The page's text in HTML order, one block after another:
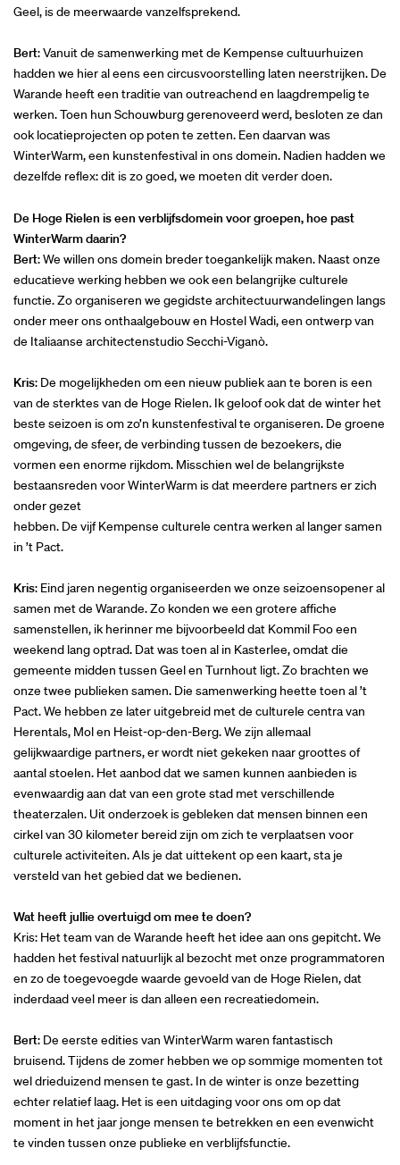
Geel, is de meerwaarde vanzelfsprekend.
Bert: Vanuit de samenwerking met de Kempense cultuurhuizen
hadden we hier al eens een circusvoorstelling laten neerstrijken. De
Warande heeft een traditie van outreachend en laagdrempelig te
werken. Toen hun Schouwburg gerenoveerd werd, besloten ze dan
ook locatieprojecten op poten te zetten. Een daarvan was
WinterWarm, een kunstenfestival in ons domein. Nadien hadden we
dezelfde reflex: dit is zo goed, we moeten dit verder doen.
De Hoge Rielen is een verblijfsdomein voor groepen, hoe past
WinterWarm daarin?
Bert: We willen ons domein breder toegankelijk maken. Naast onze
educatieve werking hebben we ook een belangrijke culturele
functie. Zo organiseren we gegidste architectuurwandelingen langs
onder meer ons onthaalgebouw en Hostel Wadi, een ontwerp van
de Italiaanse architectenstudio Secchi-Viganò.
Kris: De mogelijkheden om een nieuw publiek aan te boren is een
van de sterktes van de Hoge Rielen. Ik geloof ook dat de winter het
beste seizoen is om zo’n kunstenfestival te organiseren. De groene
omgeving, de sfeer, de verbinding tussen de bezoekers, die
vormen een enorme rijkdom. Misschien wel de belangrijkste
bestaansreden voor WinterWarm is dat meerdere partners er zich
onder gezet
hebben. De vijf Kempense culturele centra werken al langer samen
in ’t Pact.
Kris: Eind jaren negentig organiseerden we onze seizoensopener al
samen met de Warande. Zo konden we een grotere affiche
samenstellen, ik herinner me bijvoorbeeld dat Kommil Foo een
weekend lang optrad. Dat was toen al in Kasterlee, omdat die
gemeente midden tussen Geel en Turnhout ligt. Zo brachten we
onze twee publieken samen. Die samenwerking heette toen al ’t
Pact. We hebben ze later uitgebreid met de culturele centra van
Herentals, Mol en Heist-op-den-Berg. We zijn allemaal
gelijkwaardige partners, er wordt niet gekeken naar groottes of
aantal stoelen. Het aanbod dat we samen kunnen aanbieden is
evenwaardig aan dat van een grote stad met verschillende
theaterzalen. Uit onderzoek is gebleken dat mensen binnen een
cirkel van 30 kilometer bereid zijn om zich te verplaatsen voor
culturele activiteiten. Als je dat uittekent op een kaart, sta je
versteld van het gebied dat we bedienen.
Wat heeft jullie overtuigd om mee te doen?
Kris: Het team van de Warande heeft het idee aan ons gepitcht. We
hadden het festival natuurlijk al bezocht met onze programmatoren
en zo de toegevoegde waarde gevoeld van de Hoge Rielen, dat
inderdaad veel meer is dan alleen een recreatiedomein.
Bert: De eerste edities van WinterWarm waren fantastisch
bruisend. Tijdens de zomer hebben we op sommige momenten tot
wel drieduizend mensen te gast. In de winter is onze bezetting
echter relatief laag. Het is een uitdaging voor ons om op dat
moment in het jaar jonge mensen te betrekken en een evenwicht
te vinden tussen onze publieke en verblijfsfunctie.